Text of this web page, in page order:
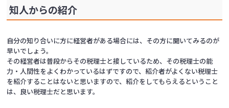
知人からの紹介
自分の知り合いに方に経営者がある場合には、その方に聞いてみるのが
早いでしょう。
その経営者は普段からその税理士と接しているため、その税理士の能
力・人間性をよくわかっているはずですので、紹介者がよくない税理士
を紹介することはないと思いますので、紹介をしてもらえるということ
は、良い税理士だと思います。